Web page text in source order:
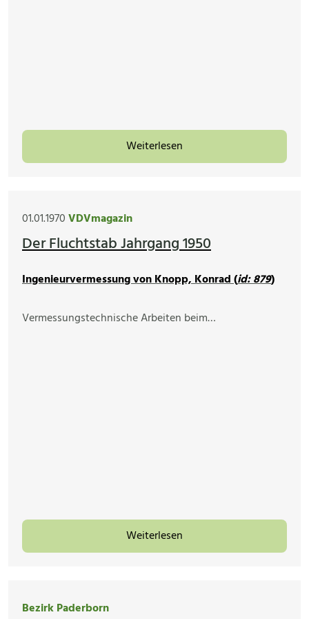
Weiterlesen
01.01.1970VDVmagazin
Der Fluchtstab Jahrgang 1950
Ingenieurvermessung von Knopp, Konrad (id: 879)
Vermessungstechnische Arbeiten beim…
Weiterlesen
Bezirk Paderborn